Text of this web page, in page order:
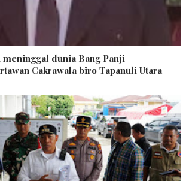
meninggal dunia Bang Panji
Cakrawala biro Tapanuli Utara